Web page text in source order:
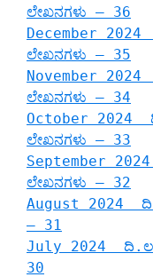
ಲೇಖನಗಳು – 36
December
ಲೇಖನಗಳು – 35
November
ಲೇಖನಗಳು – 34
October 2024
ಲೇಖನಗಳು – 33
September
ಲೇಖನಗಳು – 32
August 2024
– 31
July 2024
30